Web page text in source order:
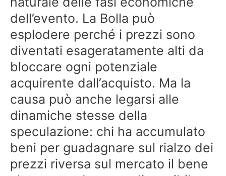
dell’evento. La Bolla può
esplodere perché i prezzi sono
diventati esageratamente alti da
bloccare ogni potenziale
acquirente dall’acquisto. Ma la
causa può anche legarsi alle
dinamiche stesse della
speculazione: chi ha accumulato
beni per guadagnare sul rialzo dei
prezzi riversa sul mercato il bene